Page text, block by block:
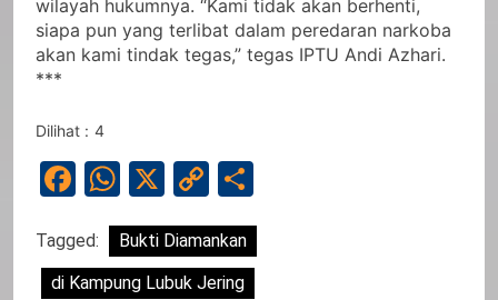
wilayah hukumnya. “Kami tidak akan berhenti,
siapa pun yang terlibat dalam peredaran narkoba
akan kami tindak tegas,” tegas IPTU Andi Azhari.
***
Dilihat : 4
Facebook
WhatsApp
X
Copy
Tagged:
Bukti Diamankan
di Kampung Lubuk Jering